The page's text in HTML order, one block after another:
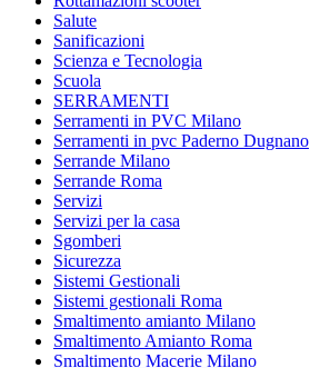
Salute
Sanificazioni
Scienza e Tecnologia
Scuola
SERRAMENTI
Serramenti in PVC Milano
Serramenti in pvc Paderno Dugnano
Serrande Milano
Serrande Roma
Servizi
Servizi per la casa
Sgomberi
Sicurezza
Sistemi Gestionali
Sistemi gestionali Roma
Smaltimento amianto Milano
Smaltimento Amianto Roma
Smaltimento Macerie Milano